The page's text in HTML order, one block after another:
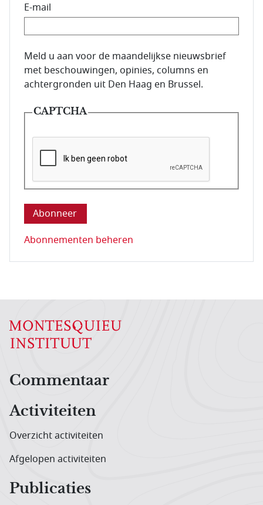
E-mail
E-mailadres van de abonnee.
Meld u aan voor de maandelijkse nieuwsbrief
met beschouwingen, opinies, columns en
achtergronden uit Den Haag en Brussel.
CAPTCHA
Deze vraag is om te controleren dat u een mens
Abonnementen beheren
Hoofdnavigatiemenu
Commentaar
Activiteiten
Overzicht activiteiten
Afgelopen activiteiten
Publicaties